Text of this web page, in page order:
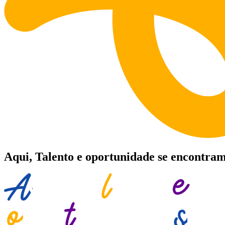
Aqui, Talento e oportunidade se